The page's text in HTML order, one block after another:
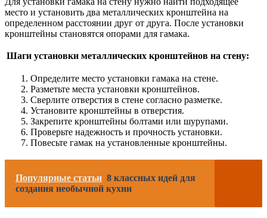
место и установить два металлических кронштейна на
определенном расстоянии друг от друга. После установки
кронштейны становятся опорами для гамака.
Шаги установки металлических кронштейнов на стену:
Определите место установки гамака на стене.
Разметьте места установки кронштейнов.
Сверлите отверстия в стене согласно разметке.
Установите кронштейны в отверстия.
Закрепите кронштейны болтами или шурупами.
Проверьте надежность и прочность установки.
Повесьте гамак на установленные кронштейны.
Популярные статьи 8 классных идей для
создания необычной кухни